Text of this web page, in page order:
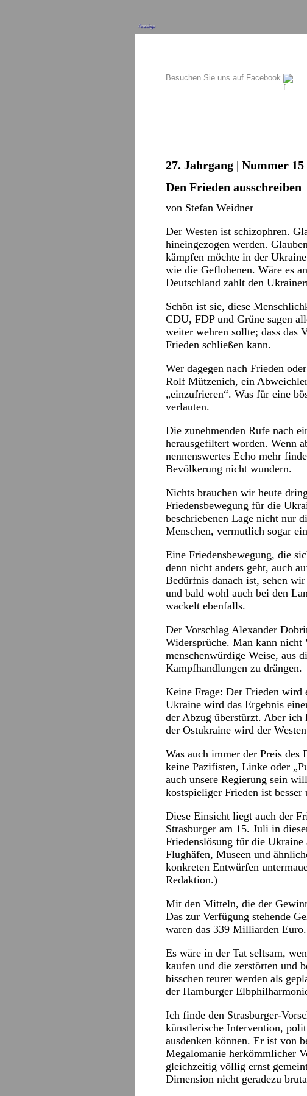
Anzeige
Besuchen Sie uns auf Facebook
27. Jahrgang | Nummer
Den Frieden ausschreiben
von Stefan Weidner
Der Westen ist schizophren.
hineingezogen werden.
kämpfen möchte in der
wie die Geflohenen. Wäre es
Deutschland zahlt den
Schön ist sie, diese
CDU, FDP und Grüne sagen
weiter wehren sollte; dass das
Frieden schließen kann.
Wer dagegen nach Frieden
Rolf Mützenich, ein
„einzufrieren“. Was für eine
verlauten.
Die zunehmenden Rufe nach
herausgefiltert worden. Wenn
nennenswertes Echo mehr
Bevölkerung nicht wundern.
Nichts brauchen wir heute
Friedensbewegung für die
beschriebenen Lage nicht nur
Menschen, vermutlich sogar
Eine Friedensbewegung, die
denn nicht anders geht, auch
Bedürfnis danach ist, sehen
und bald wohl auch bei den
wackelt ebenfalls.
Der Vorschlag Alexander
Widersprüche. Man kann
menschenwürdige Weise, aus
Kampfhandlungen zu drängen.
Keine Frage: Der Frieden wird
Ukraine wird das Ergebnis
der Abzug überstürzt. Aber ich
der Ostukraine wird der
Was auch immer der Preis des
keine Pazifisten, Linke oder
auch unsere Regierung sein
kostspieliger Frieden ist
Diese Einsicht liegt auch der
Strasburger am 15. Juli in
Friedenslösung für die
Flughäfen, Museen und
konkreten Entwürfen
Redaktion.)
Mit den Mitteln, die der
Das zur Verfügung stehende
waren das 339 Milliarden Euro.
Es wäre in der Tat seltsam,
kaufen und die zerstörten und
bisschen teurer werden als
der Hamburger
Ich finde den Strasburger-
künstlerische Intervention,
ausdenken können. Er ist von
Megalomanie herkömmlicher
gleichzeitig völlig ernst
Dimension nicht geradezu